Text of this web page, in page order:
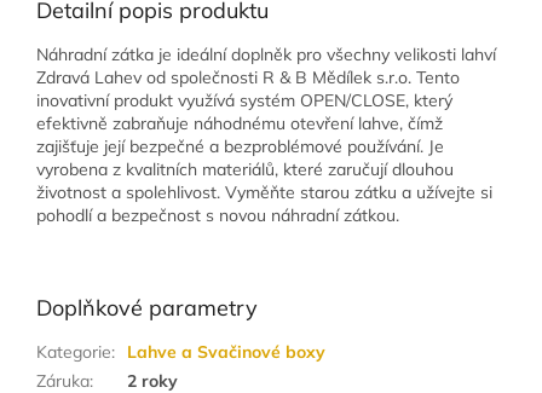
Detailní popis produktu
Náhradní zátka je ideální doplněk pro všechny velikosti lahví
Zdravá Lahev od společnosti R & B Mědílek s.r.o. Tento
inovativní produkt využívá systém OPEN/CLOSE, který
efektivně zabraňuje náhodnému otevření lahve, čímž
zajišťuje její bezpečné a bezproblémové používání. Je
vyrobena z kvalitních materiálů, které zaručují dlouhou
životnost a spolehlivost. Vyměňte starou zátku a užívejte si
pohodlí a bezpečnost s novou náhradní zátkou.
Doplňkové parametry
Kategorie:
Lahve a Svačinové boxy
Záruka:
2 roky